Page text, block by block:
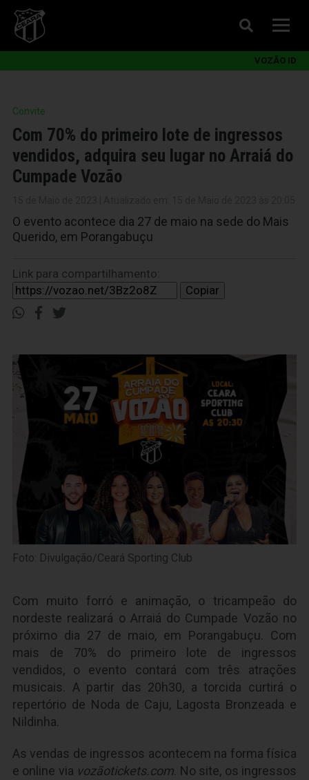
VOZÃO ID
Convite
Com 70% do primeiro lote de ingressos
vendidos, adquira seu lugar no Arraiá do
Cumpade Vozão
O evento acontece dia 27 de maio na sede do Mais
Querido, em Porangabuçu
Link para compartilhamento:
Copiar
Foto: Divulgação/Ceará Sporting Club
Com muito forró e animação, o tricampeão do
nordeste realizará o Arraiá do Cumpade Vozão no
próximo dia 27 de maio, em Porangabuçu. Com
mais de 70% do primeiro lote de ingressos
vendidos, o evento contará com três atrações
musicais. A partir das 20h30, a torcida curtirá o
repertório de Noda de Caju, Lagosta Bronzeada e
Nildinha.
As vendas de ingressos acontecem na forma física
e online via vozãotickets.com. No site, os ingressos